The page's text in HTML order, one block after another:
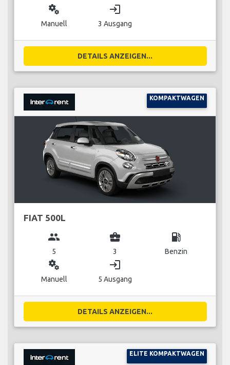
miscellaneous_services
Manuell
login
3 Ausgang
DETAILS ANZEIGEN...
KOMPAKTWAGEN
FIAT 500L
group
5
business_center
3
local_gas_station
Benzin
miscellaneous_services
Manuell
login
5 Ausgang
DETAILS ANZEIGEN...
ELITE KOMPAKTWAGEN